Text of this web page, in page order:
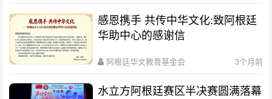
感恩携手 共传中华文化:致阿根廷
华助中心的感谢信
阿根廷华文教育基金会 3个月前
水立方阿根廷赛区半决赛圆满落幕